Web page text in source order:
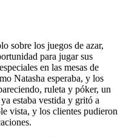
sobre los juegos de azar,
para jugar sus
en las mesas de
Natasha esperaba, y los
ruleta y póker, un
estaba vestida y gritó a
vista, y los clientes pudieron